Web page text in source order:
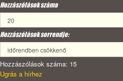
Hozzászólások száma
Hozzászólások sorrendje:
Hozzászólások száma: 15
Ugrás a hírhez